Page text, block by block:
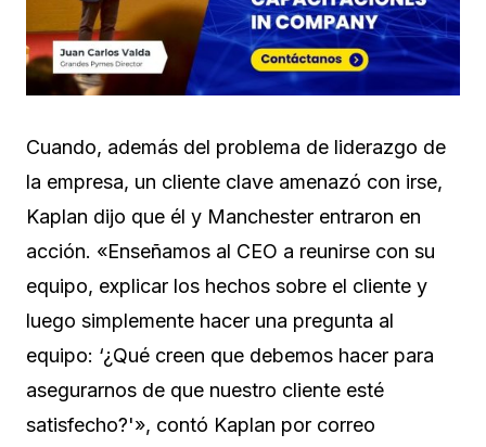
Cuando, además del problema de liderazgo de
la empresa, un cliente clave amenazó con irse,
Kaplan dijo que él y Manchester entraron en
acción. «Enseñamos al CEO a reunirse con su
equipo, explicar los hechos sobre el cliente y
luego simplemente hacer una pregunta al
equipo: ‘¿Qué creen que debemos hacer para
asegurarnos de que nuestro cliente esté
satisfecho?'», contó Kaplan por correo